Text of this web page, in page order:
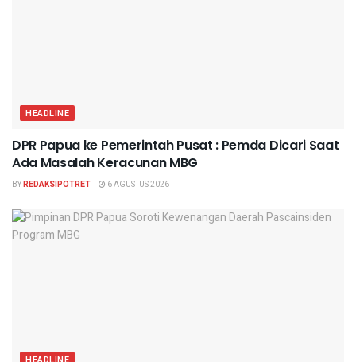
HEADLINE
DPR Papua ke Pemerintah Pusat : Pemda Dicari Saat
Ada Masalah Keracunan MBG
BYREDAKSIPOTRET 6 AGUSTUS 2026